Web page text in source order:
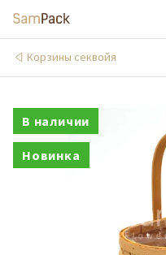
Корзины секвойя
В наличии
Новинка